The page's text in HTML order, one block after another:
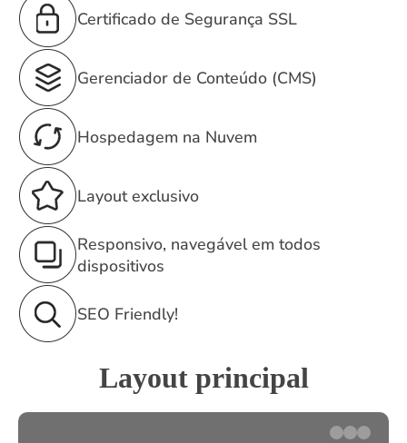
Certificado de Segurança SSL
Gerenciador de Conteúdo (CMS)
Hospedagem na Nuvem
Layout exclusivo
Responsivo, navegável em todos
dispositivos
SEO Friendly!
Layout principal